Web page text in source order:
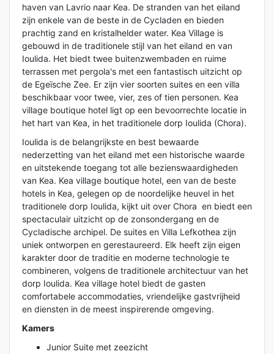
haven van Lavrio naar Kea. De stranden van het eiland
zijn enkele van de beste in de Cycladen en bieden
prachtig zand en kristalhelder water. Kea Village is
gebouwd in de traditionele stijl van het eiland en van
Ioulida. Het biedt twee buitenzwembaden en ruime
terrassen met pergola's met een fantastisch uitzicht op
de Egeïsche Zee. Er zijn vier soorten suites en een villa
beschikbaar voor twee, vier, zes of tien personen. Kea
village boutique hotel ligt op een bevoorrechte locatie in
het hart van Kea, in het traditionele dorp Ioulida (Chora).
Ioulida is de belangrijkste en best bewaarde
nederzetting van het eiland met een historische waarde
en uitstekende toegang tot alle bezienswaardigheden
van Kea. Kea village boutique hotel, een van de beste
hotels in Kea, gelegen op de noordelijke heuvel in het
traditionele dorp Ioulida, kijkt uit over Chora en biedt een
spectaculair uitzicht op de zonsondergang en de
Cycladische archipel. De suites en Villa Lefkothea zijn
uniek ontworpen en gerestaureerd. Elk heeft zijn eigen
karakter door de traditie en moderne technologie te
combineren, volgens de traditionele architectuur van het
dorp Ioulida. Kea village hotel biedt de gasten
comfortabele accommodaties, vriendelijke gastvrijheid
en diensten in de meest inspirerende omgeving.
Kamers
Junior Suite met zeezicht